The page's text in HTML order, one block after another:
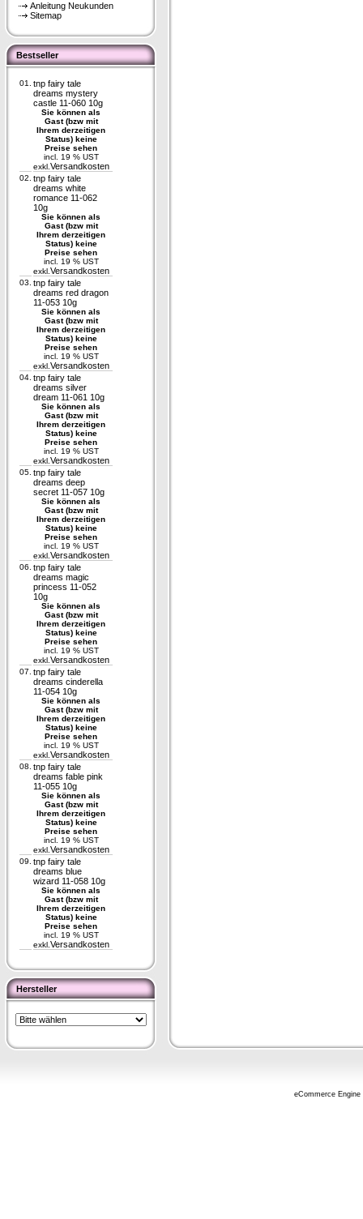
Anleitung Neukunden
Sitemap
Bestseller
01.
tnp fairy tale
dreams mystery
castle 11-060 10g
Sie können als
Gast (bzw mit
Ihrem derzeitigen
Status) keine
Preise sehen
incl. 19 % UST
exkl. Versandkosten
02. tnp fairy tale
dreams white
romance 11-062
10g
Sie können als
Gast (bzw mit
Ihrem derzeitigen
Status) keine
Preise sehen
incl. 19 % UST
exkl. Versandkosten
03. tnp fairy tale
dreams red dragon
11-053 10g
Sie können als
Gast (bzw mit
Ihrem derzeitigen
Status) keine
Preise sehen
incl. 19 % UST
exkl. Versandkosten
04. tnp fairy tale
dreams silver
dream 11-061 10g
Sie können als
Gast (bzw mit
Ihrem derzeitigen
Status) keine
Preise sehen
incl. 19 % UST
exkl. Versandkosten
05. tnp fairy tale
dreams deep
secret 11-057 10g
Sie können als
Gast (bzw mit
Ihrem derzeitigen
Status) keine
Preise sehen
incl. 19 % UST
exkl. Versandkosten
06. tnp fairy tale
dreams magic
princess 11-052
10g
Sie können als
Gast (bzw mit
Ihrem derzeitigen
Status) keine
Preise sehen
incl. 19 % UST
exkl. Versandkosten
07. tnp fairy tale
dreams cinderella
11-054 10g
Sie können als
Gast (bzw mit
Ihrem derzeitigen
Status) keine
Preise sehen
incl. 19 % UST
exkl. Versandkosten
08. tnp fairy tale
dreams fable pink
11-055 10g
Sie können als
Gast (bzw mit
Ihrem derzeitigen
Status) keine
Preise sehen
incl. 19 % UST
exkl. Versandkosten
09. tnp fairy tale
dreams blue
wizard 11-058 10g
Sie können als
Gast (bzw mit
Ihrem derzeitigen
Status) keine
Preise sehen
incl. 19 % UST
exkl. Versandkosten
Hersteller
eCommerce